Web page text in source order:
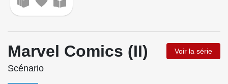
Marvel Comics (II) Voir la série
Scénario